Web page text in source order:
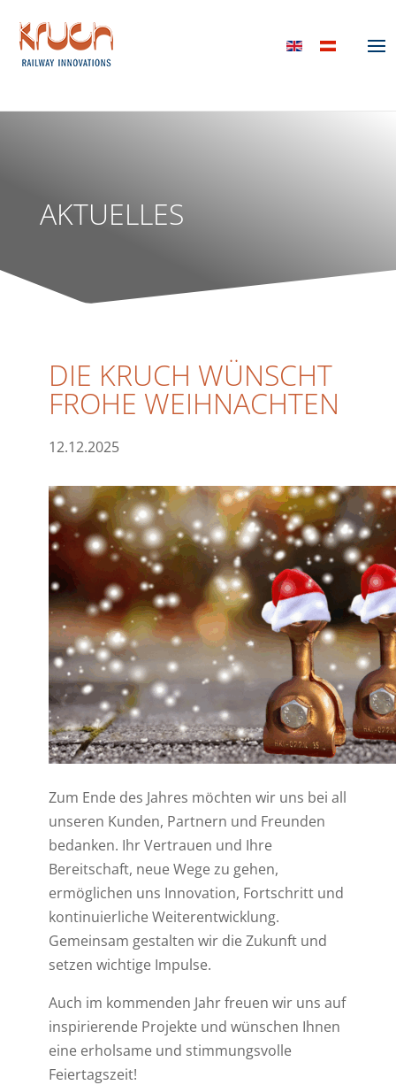
AKTUELLES
DIE KRUCH WÜNSCHT
FROHE WEIHNACHTEN
12.12.2025
Zum Ende des Jahres möchten wir uns bei all
unseren Kunden, Partnern und Freunden
bedanken. Ihr Vertrauen und Ihre
Bereitschaft, neue Wege zu gehen,
ermöglichen uns Innovation, Fortschritt und
kontinuierliche Weiterentwicklung.
Gemeinsam gestalten wir die Zukunft und
setzen wichtige Impulse.
Auch im kommenden Jahr freuen wir uns auf
inspirierende Projekte und wünschen Ihnen
eine erholsame und stimmungsvolle
Feiertagszeit!